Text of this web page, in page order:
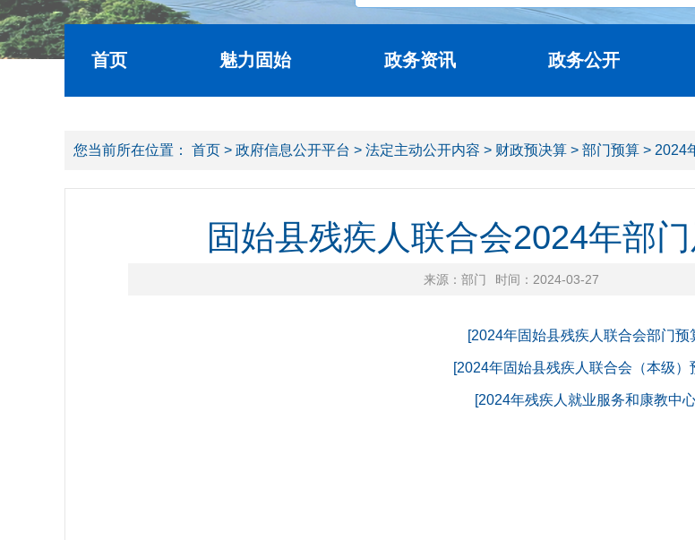
首页 魅力固始 政务资讯 政务公开
您当前所在位置： 首页 > 政府信息公开平台 > 法定主动公开内容 > 财政预决算 > 部门预算 > 2024
固始县残疾人联合会2024年部
来源：部门 时间：2024-03-27
[2024年固始县残疾人联合会部门预
[2024年固始县残疾人联合会（本级）
[2024年残疾人就业服务和康教中